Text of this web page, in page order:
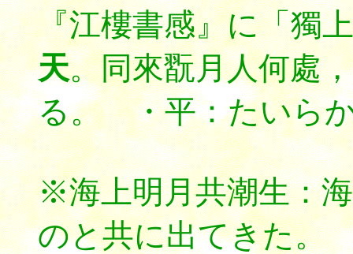
『江樓書感』に「獨
天。同來翫月人何處
る。 ・平：たいら
※海上明月共潮生：
のと共に出てきた。